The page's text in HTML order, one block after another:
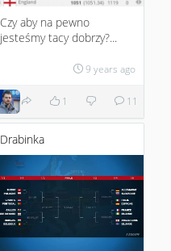
Czy aby na pewno
jesteśmy tacy dobrzy?...
9 years ago
1 11
Drabinka